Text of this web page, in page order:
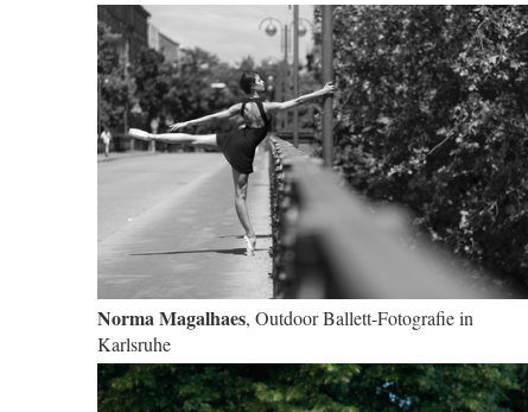
Norma Magalhaes, Outdoor Ballett-Fotografie in
Karlsruhe